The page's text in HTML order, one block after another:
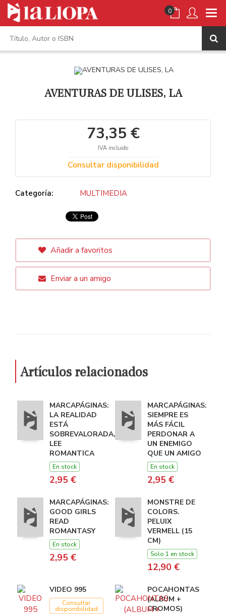
0
AVENTURAS DE ULISES, LA
73,35 €
IVA incluido
Consultar disponibilidad
Categoría: MULTIMEDIA
Añadir a favoritos
Enviar a un amigo
Artículos relacionados
MARCAPÁGINAS:
LA REALIDAD
ESTÁ
SOBREVALORADA,
LEE
ROMANTICA
En stock
2,95 €
MARCAPÁGINAS:
SIEMPRE ES
MÁS FÁCIL
PERDONAR A
UN ENEMIGO
QUE UN AMIGO
En stock
2,95 €
MARCAPÁGINAS:
GOOD GIRLS
READ
ROMANTASY
En stock
2,95 €
MONSTRE DE
COLORS.
PELUIX
VERMELL (15
CM)
Solo 1 en stock
12,90 €
VIDEO 995
Consultar
disponibilidad
POCAHONTAS
(ALBUM +
CROMOS)